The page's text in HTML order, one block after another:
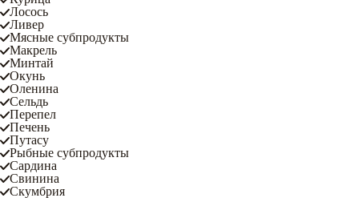
Лосось
Ливер
Мясные субпродукты
Макрель
Минтай
Окунь
Оленина
Сельдь
Перепел
Печень
Путасу
Рыбные субпродукты
Сардина
Свинина
Скумбрия